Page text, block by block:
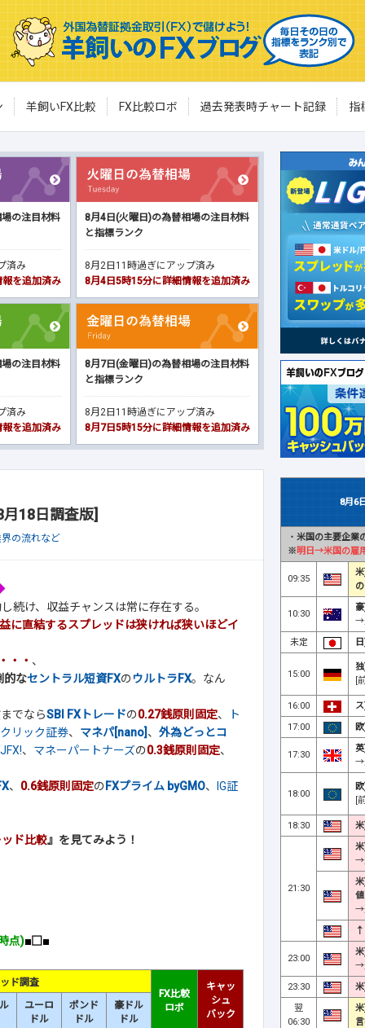
羊飼いFX比較 FX比較ロボ 過去発表時チャート記録 指
の注目材料
済み
を追加済み
8月4日(火曜日)の為替相場の注目材料
と指標ランク
8月2日11時過ぎにアップ済み
8月4日5時15分に詳細情報を追加済み
の注目材料
済み
を追加済み
8月7日(金曜日)の為替相場の注目材料
と指標ランク
8月2日11時過ぎにアップ済み
8月7日5時15分に詳細情報を追加済み
18日調査版]
の流れなど
続け、収益チャンスは常に存在する。
に直結するスプレッドは狭ければ狭いほどイ
・・ 、
的なセントラル短資FXのウルトラFX。なん
でならSBI FXトレードの0.27銭原則固定、
ト
リック証券、 マネパ[nano] 、 外為どっとコ
、 マネーパートナーズの0.3銭原則固定、
、 0.6銭原則固定の FXプライム byGMO、 IG証
ド比較』を見てみよう！
点)■□■
ド調査
FX比較
ロボ
キャッ
シュ
バック
ユーロ
ドル
ポンド
ドル
豪ドル
ドル
8月6
・ 米国の主要企業
※明日→米国の雇
09:35
10:30
→
未定
15:00
[
16:00
17:00
17:30
→
18:00
[
18:30
21:30
→
→
↑
23:00
→
23:30
翌
06:30